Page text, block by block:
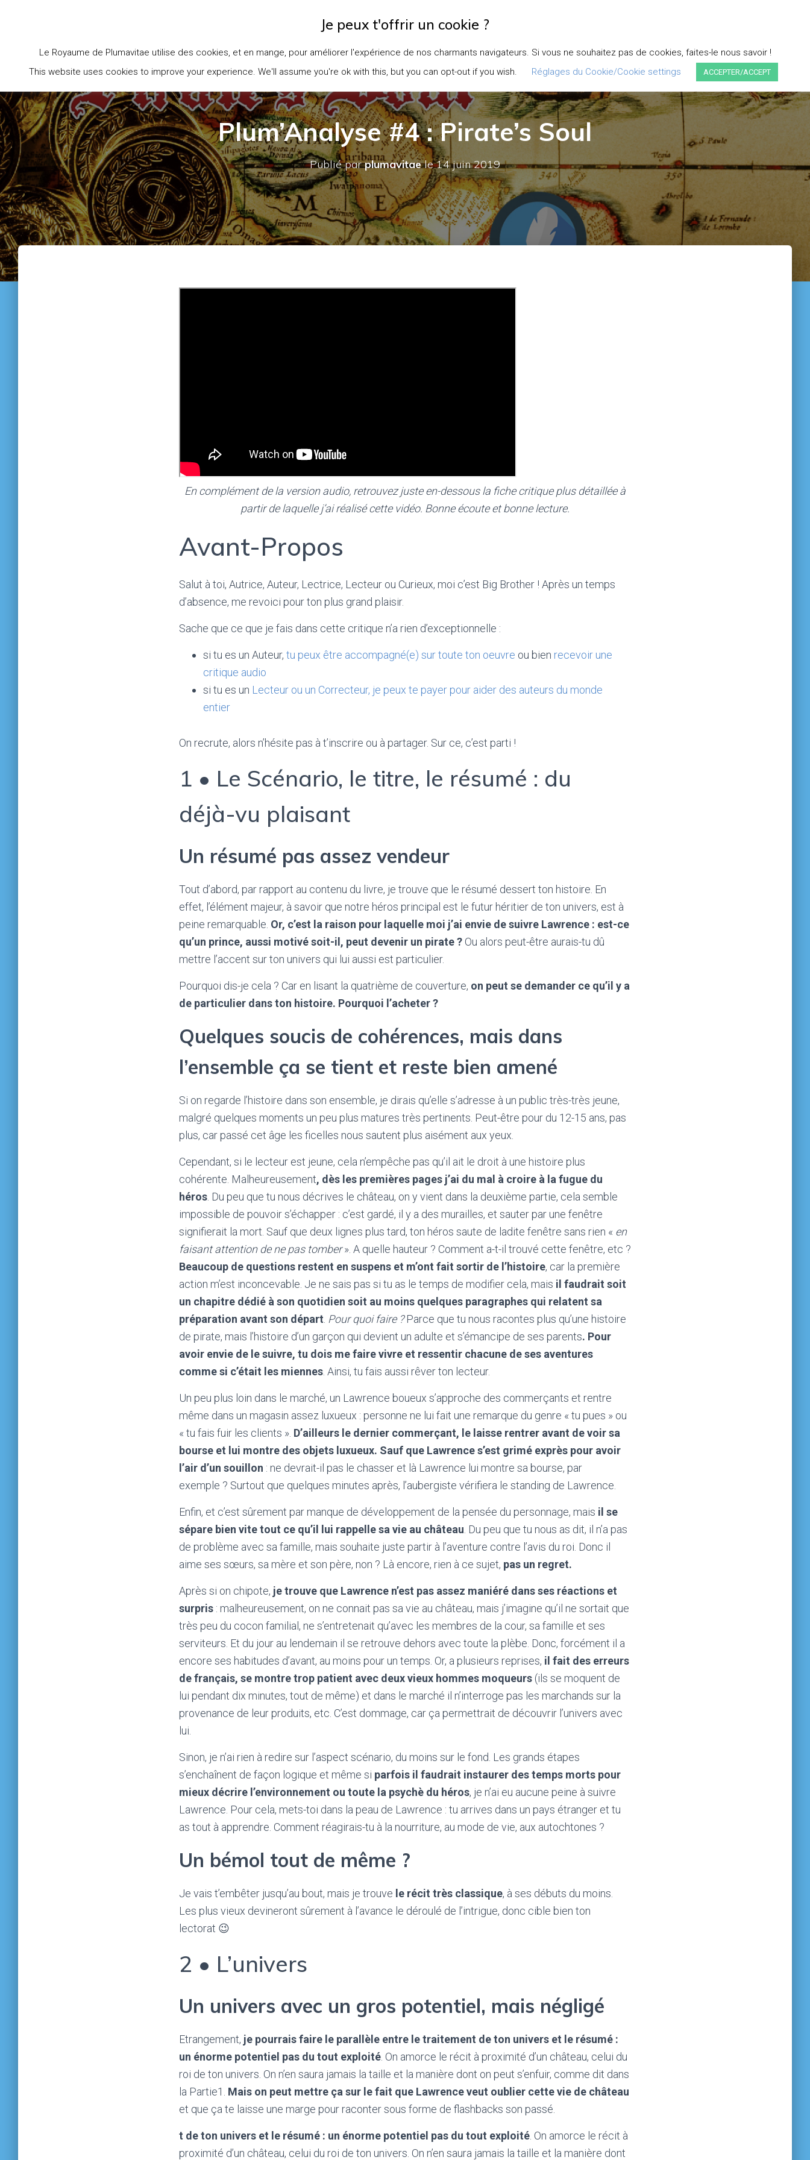
À PROPOS DEVENIR AUTEURICE DEVENIR RELECTEURICE
Plum’Analyse #4 : Pirate’s Soul
Publié parplumavitaele14 juin 2019
En complément de la version audio, retrouvez juste en-dessous la fiche critique plus détaillée à
partir de laquelle j’ai réalisé cette vidéo. Bonne écoute et bonne lecture.
Avant-Propos
Salut à toi, Autrice, Auteur, Lectrice, Lecteur ou Curieux, moi c’est Big Brother ! Après un temps
d’absence, me revoici pour ton plus grand plaisir.
Sache que ce que je fais dans cette critique n’a rien d’exceptionnelle :
si tu es un Auteur, tu peux être accompagné(e) sur toute ton oeuvre ou bien recevoir une
critique audio
si tu es un Lecteur ou un Correcteur, je peux te payer pour aider des auteurs du monde
entier
On recrute, alors n’hésite pas à t’inscrire ou à partager. Sur ce, c’est parti !
1 • Le Scénario, le titre, le résumé : du
déjà-vu plaisant
Un résumé pas assez vendeur
Tout d’abord, par rapport au contenu du livre, je trouve que le résumé dessert ton histoire. En
effet, l’élément majeur, à savoir que notre héros principal est le futur héritier de ton univers, est à
peine remarquable. Or, c’est la raison pour laquelle moi j’ai envie de suivre Lawrence : est-ce
qu’un prince, aussi motivé soit-il, peut devenir un pirate ? Ou alors peut-être aurais-tu dû
mettre l’accent sur ton univers qui lui aussi est particulier.
Pourquoi dis-je cela ? Car en lisant la quatrième de couverture, on peut se demander ce qu’il y a
de particulier dans ton histoire. Pourquoi l’acheter ?
Quelques soucis de cohérences, mais dans
l’ensemble ça se tient et reste bien amené
Si on regarde l’histoire dans son ensemble, je dirais qu’elle s’adresse à un public très-très jeune,
malgré quelques moments un peu plus matures très pertinents. Peut-être pour du 12-15 ans, pas
plus, car passé cet âge les ficelles nous sautent plus aisément aux yeux.
Cependant, si le lecteur est jeune, cela n’empêche pas qu’il ait le droit à une histoire plus
cohérente. Malheureusement, dès les premières pages j’ai du mal à croire à la fugue du
héros . Du peu que tu nous décrives le château, on y vient dans la deuxième partie, cela semble
impossible de pouvoir s’échapper : c’est gardé, il y a des murailles, et sauter par une fenêtre
signifierait la mort. Sauf que deux lignes plus tard, ton héros saute de ladite fenêtre sans rien « en
faisant attention de ne pas tomber». A quelle hauteur ? Comment a-t-il trouvé cette fenêtre, etc ?
Beaucoup de questions restent en suspens et m’ont fait sortir de l’histoire, car la première
action m’est inconcevable. Je ne sais pas si tu as le temps de modifier cela, mais il faudrait soit
un chapitre dédié à son quotidien soit au moins quelques paragraphes qui relatent sa
préparation avant son départ Pour quoi faire ?Parce que tu nous racontes plus qu’une histoire
de pirate, mais l’histoire d’un garçon qui devient un adulte et s’émancipe de ses parents. Pour
avoir envie de le suivre, tu dois me faire vivre et ressentir chacune de ses aventures
comme si c’était les miennes . Ainsi, tu fais aussi rêver ton lecteur.
Un peu plus loin dans le marché, un Lawrence boueux s’approche des commerçants et rentre
même dans un magasin assez luxueux : personne ne lui fait une remarque du genre « tu pues » ou
« tu fais fuir les clients ». D’ailleurs le dernier commerçant, le laisse rentrer avant de voir sa
bourse et lui montre des objets luxueux. Sauf que Lawrence s’est grimé exprès pour avoir
l’air d’un souillon : ne devrait-il pas le chasser et là Lawrence lui montre sa bourse, par
exemple ? Surtout que quelques minutes après, l’aubergiste vérifiera le standing de Lawrence.
Enfin, et c’est sûrement par manque de développement de la pensée du personnage, mais il se
sépare bien vite tout ce qu’il lui rappelle sa vie au château . Du peu que tu nous as dit, il n’a pas
de problème avec sa famille, mais souhaite juste partir à l’aventure contre l’avis du roi. Donc il
aime ses sœurs, sa mère et son père, non ? Là encore, rien à ce sujet, pas un regret.
Après si on chipote, je trouve que Lawrence n’est pas assez maniéré dans ses réactions et
surpris : malheureusement, on ne connait pas sa vie au château, mais j’imagine qu’il ne sortait que
très peu du cocon familial, ne s’entretenait qu’avec les membres de la cour, sa famille et ses
serviteurs. Et du jour au lendemain il se retrouve dehors avec toute la plèbe. Donc, forcément il a
encore ses habitudes d’avant, au moins pour un temps. Or, a plusieurs reprises, il fait des erreurs
de français, se montre trop patient avec deux vieux hommes moqueurs (ils se moquent de
lui pendant dix minutes, tout de même) et dans le marché il n’interroge pas les marchands sur la
provenance de leur produits, etc. C’est dommage, car ça permettrait de découvrir l’univers avec
lui.
Sinon, je n’ai rien à redire sur l’aspect scénario, du moins sur le fond. Les grands étapes
s’enchaînent de façon logique et même si parfois il faudrait instaurer des temps morts pour
mieux décrire l’environnement ou toute la psychè du héros, je n’ai eu aucune peine à suivre
Lawrence. Pour cela, mets-toi dans la peau de Lawrence : tu arrives dans un pays étranger et tu
as tout à apprendre. Comment réagirais-tu à la nourriture, au mode de vie, aux autochtones ?
Un bémol tout de même ?
Je vais t’embêter jusqu’au bout, mais je trouve le récit très classique, à ses débuts du moins.
Les plus vieux devineront sûrement à l’avance le déroulé de l’intrigue, donc cible bien ton
lectorat 😉
2 • L’univers
Un univers avec un gros potentiel, mais négligé
Etrangement, je pourrais faire le parallèle entre le traitement de ton univers et le résumé :
un énorme potentiel pas du tout exploité . On amorce le récit à proximité d’un château, celui du
roi de ton univers. On n’en saura jamais la taille et la manière dont on peut s’enfuir, comme dit dans
la Partie1. Mais on peut mettre ça sur le fait que Lawrence veut oublier cette vie de château
et que ça te laisse une marge pour raconter sous forme de flashbacks son passé.
t de ton univers et le résumé : un énorme potentiel pas du tout exploité . On amorce le récit à
proximité d’un château, celui du roi de ton univers. On n’en saura jamais la taille et la manière dont
Je peux t'offrir un cookie ?
Le Royaume de Plumavitae utilise des cookies, et en mange, pour améliorer l'expérience de nos charmants navigateurs. Si vous ne souhaitez pas de cookies, faites-le nous savoir !
This website uses cookies to improve your experience. We'll assume you're ok with this, but you can opt-out if you wish.
Réglages du Cookie/Cookie settings ACCEPTER/ACCEPT